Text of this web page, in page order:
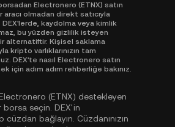
Electronero (ETNX) satın
aracı olmadan direkt satıcıyla
DEX'lerde, kaydolma veya kimlik
bu yüzden gizlilik isteyen
alternatiftir. Kişisel saklama
kripto varlıklarınızın tam
DEX'te nasıl Electronero satın
için adım adım rehberliğe bakınız.
(ETNX) destekleyen
seçin. DEX'in
cüzdan bağlayın. Cüzdanınızın